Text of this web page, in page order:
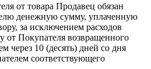
от товара Продавец обязан
денежную сумму, уплаченную
за исключением расходов
от Покупателя возвращенного
через 10 (десять) дней со дня
соответствующего